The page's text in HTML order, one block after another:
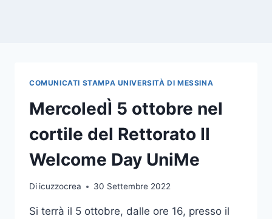
COMUNICATI STAMPA UNIVERSITÀ DI MESSINA
MercoledÌ 5 ottobre nel
cortile del Rettorato Il
Welcome Day UniMe
Di icuzzocrea 30 Settembre 2022
Si terrà il 5 ottobre, dalle ore 16, presso il